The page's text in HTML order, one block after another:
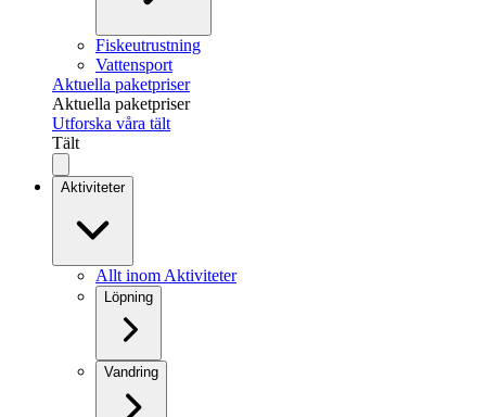
Fiskeutrustning
Vattensport
Aktuella paketpriser
Aktuella paketpriser
Utforska våra tält
Tält
Aktiviteter
Allt inom Aktiviteter
Löpning
Vandring